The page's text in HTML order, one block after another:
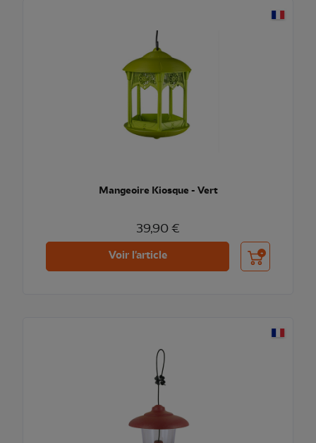
Mangeoire Kiosque - Vert
39,90 €
Voir l'article Ajouter au